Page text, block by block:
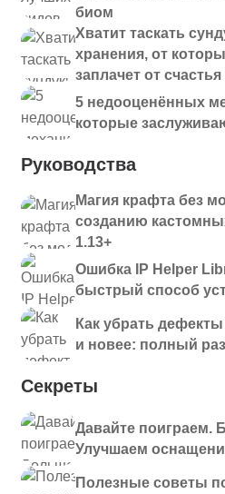
биом
Хватит таскать
хранения, от
заплачет от счастья
5 недооценённых
которые
Руководства
Магия крафта без
созданию
1.13+
Ошибка IP Helper
быстрый способ
Как убрать
и новее: полный
Секреты
Давайте поиграем.
Улучшаем
Полезные советы